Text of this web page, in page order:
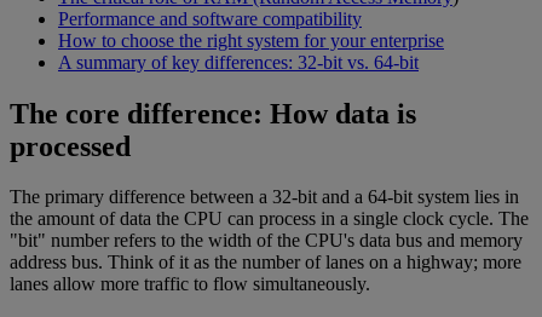
Performance and software compatibility
How to choose the right system for your enterprise
A summary of key differences: 32-bit vs. 64-bit
The core difference: How data is
processed
The primary difference between a 32-bit and a 64-bit system lies in
the amount of data the CPU can process in a single clock cycle. The
"bit" number refers to the width of the CPU's data bus and memory
address bus. Think of it as the number of lanes on a highway; more
lanes allow more traffic to flow simultaneously.